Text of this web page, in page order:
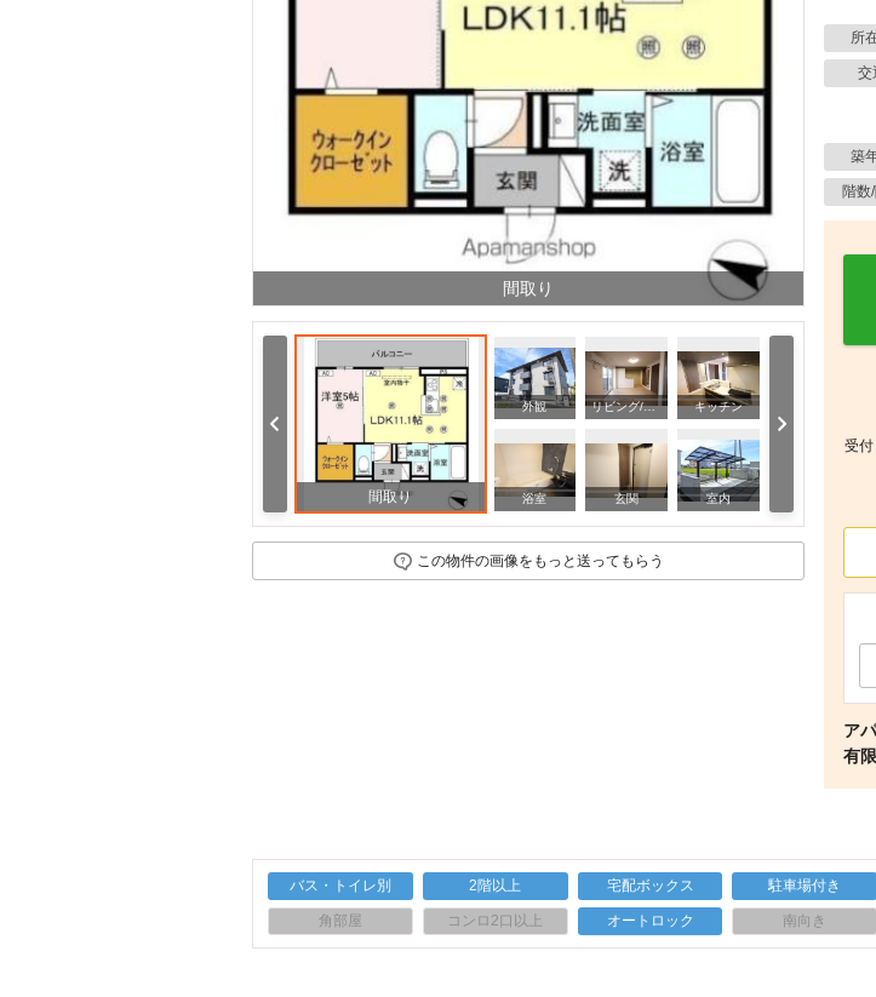
間取り
間取り
外観 リビング/ダイニング キッチン
浴室 玄関 室内
この物件の画像をもっと送ってもらう
所
交
築
階数
受
ア
有
バス・トイレ別 2階以上 宅配ボックス 駐車場付き
角部屋 コンロ2口以上 オートロック 南向き